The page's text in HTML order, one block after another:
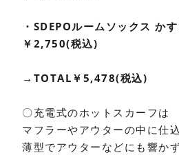
・SDEPOルームソックス か
￥2,750(税込)
→TOTAL￥5,478(税込)
〇充電式のホットスカーフは
マフラーやアウターの中に仕
薄型でアウターなどにも響か